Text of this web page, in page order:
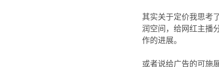
其实关于定价我思考
润空间，给网红主播
作的进展。
或者说给广告的可施